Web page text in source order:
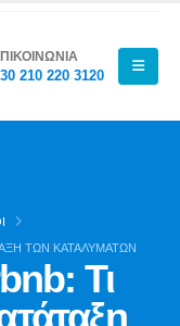
210 220 3120
ΤΩΝ ΚΑΤΑΛΥΜΆΤΩΝ
Τι